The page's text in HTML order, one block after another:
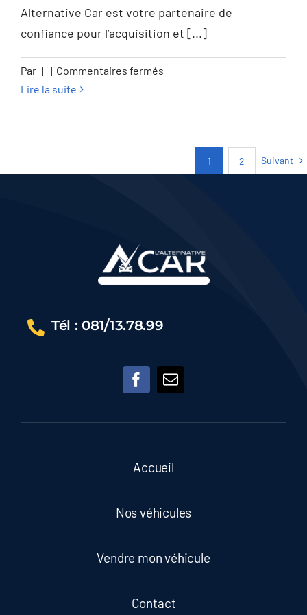
Alternative Car est votre partenaire de
confiance pour l’acquisition et [...]
Par | | Commentaires fermés
XC60
GARANTIE
VOLVO
Lire la suite
1 2 Suivant
Tél : 081/13.78.99
Accueil
Nos véhicules
Vendre mon véhicule
Contact